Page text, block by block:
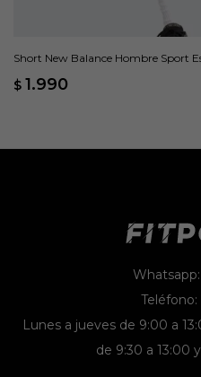
Short New Balance Hombre Sport
$ 1.990
Whatsapp:
Teléfono:
Lunes a jueves de 9:00 a
de 9:30 a 13:00